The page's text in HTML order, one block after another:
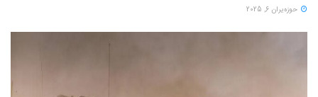
حوزه‌یران 6, 2025